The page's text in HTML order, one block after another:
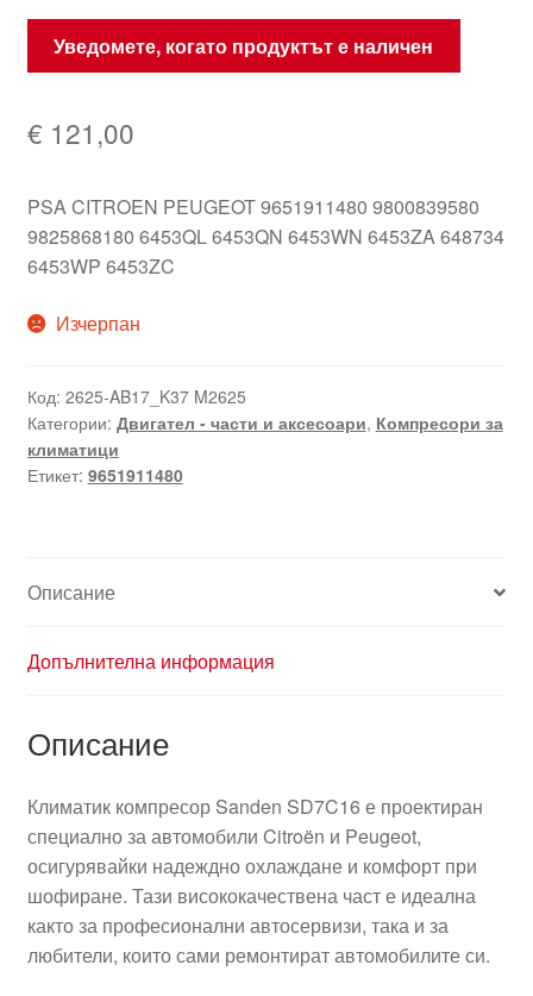
Уведомете, когато продуктът е наличен
€ 121,00
PSA CITROEN PEUGEOT 9651911480 9800839580
9825868180 6453QL 6453QN 6453WN 6453ZA 648734
6453WP 6453ZC
Изчерпан
Код: 2625-AB17_K37 M2625
Категории: Двигател - части и аксесоари, Компресори за
климатици
Етикет: 9651911480
Описание
Допълнителна информация
Описание
Климатик компресор Sanden SD7C16 е проектиран
специално за автомобили Citroën и Peugeot,
осигурявайки надеждно охлаждане и комфорт при
шофиране. Тази висококачествена част е идеална
както за професионални автосервизи, така и за
любители, които сами ремонтират автомобилите си.